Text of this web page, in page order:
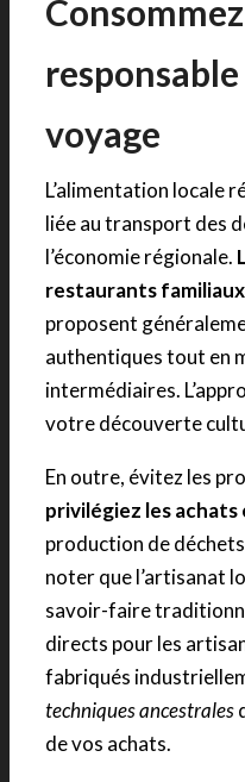
voyage
L’alimentation locale
liée au transport des
l’économie régionale.
restaurants familiaux
proposent
authentiques tout en
intermédiaires.
votre découverte
En outre, évitez les
privilégiez les achats
production de
noter que l’artisanat
savoir-faire
directs pour les
fabriqués
techniques ancestrales
de vos achats.